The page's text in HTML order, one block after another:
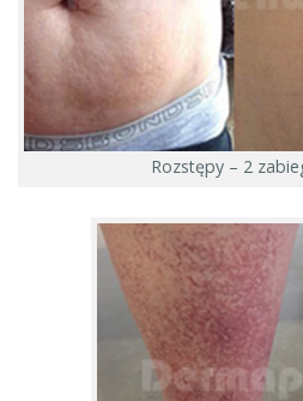
Rozstępy – 2